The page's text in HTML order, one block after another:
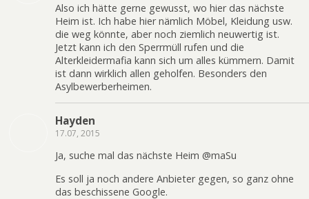
Also ich hätte gerne gewusst, wo hier das nächste
Heim ist. Ich habe hier nämlich Möbel, Kleidung usw.
die weg könnte, aber noch ziemlich neuwertig ist.
Jetzt kann ich den Sperrmüll rufen und die
Alterkleidermafia kann sich um alles kümmern. Damit
ist dann wirklich allen geholfen. Besonders den
Asylbewerberheimen.
Hayden
17.07, 2015
Ja, suche mal das nächste Heim @maSu
Es soll ja noch andere Anbieter gegen, so ganz ohne
das beschissene Google.